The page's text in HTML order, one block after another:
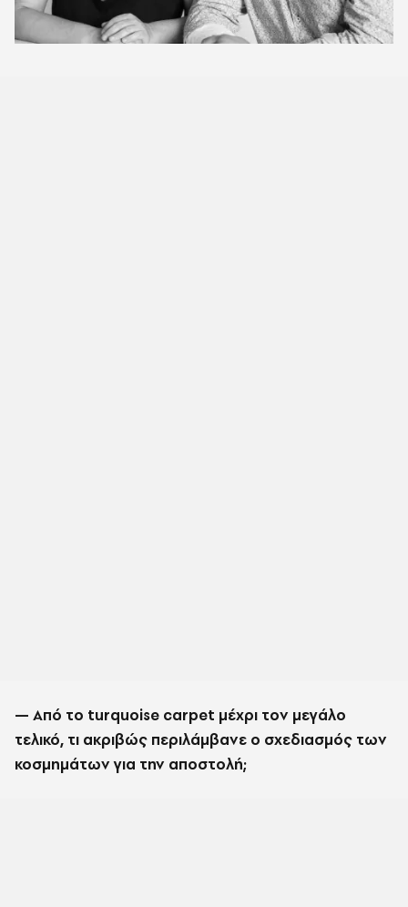
— Από το turquoise carpet μέχρι τον μεγάλο
τελικό, τι ακριβώς περιλάμβανε ο σχεδιασμός των
κοσμημάτων για την αποστολή;